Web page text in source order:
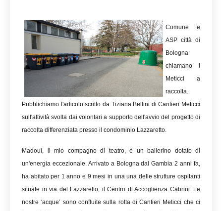
Comune e
ASP città di
Bologna
chiamano i
Meticci a
raccolta.
Pubblichiamo l'articolo scritto da Tiziana Bellini di Cantieri Meticci
sull'attività svolta dai volontari a supporto dell'avvio del progetto di
raccolta differenziata presso il condominio Lazzaretto.
Madoul, il mio compagno di teatro, è un ballerino dotato di
un'energia eccezionale. Arrivato a Bologna dal Gambia 2 anni fa,
ha abitato per 1 anno e 9 mesi in una una delle strutture ospitanti
situate in via del Lazzaretto, il Centro di Accoglienza Cabrini. Le
nostre ‘acque’ sono confluite sulla rotta di Cantieri Meticci che ci